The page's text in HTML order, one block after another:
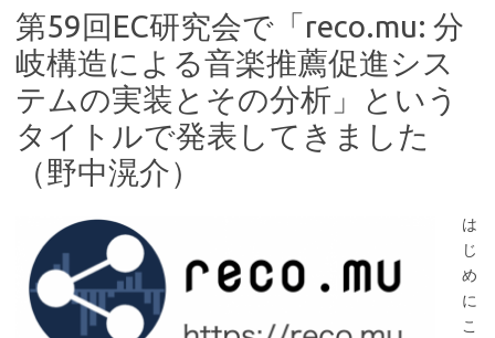
第59回EC研究会で「reco.mu: 分
岐構造による音楽推薦促進シス
テムの実装とその分析」という
タイトルで発表してきました
（野中滉介）
は
じ
め
に
こ